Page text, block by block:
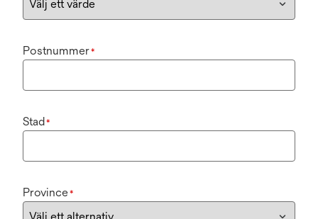
Postnummer*
Stad*
Province*